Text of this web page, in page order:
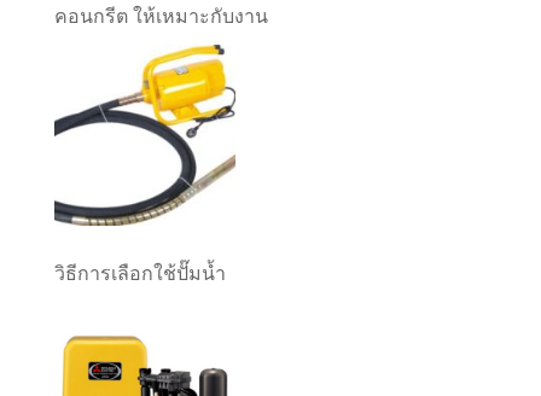
คอนกรีต ให้เหมาะกับงาน
วิธีการเลือกใช้ปั๊มน้ำ